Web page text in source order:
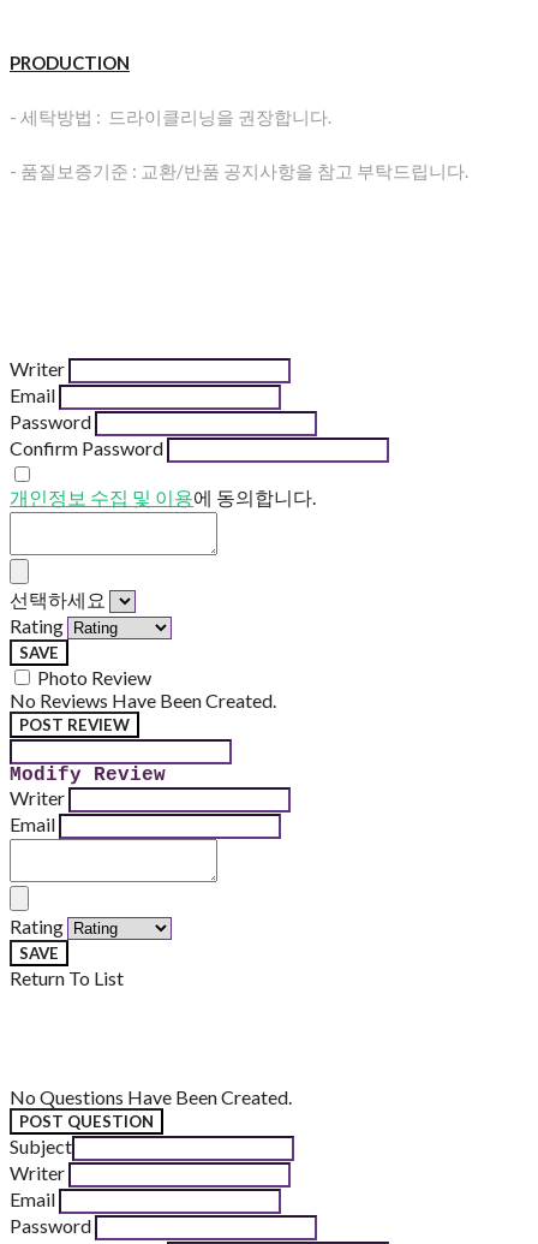
PRODUCTION
- 세탁방법 : 드라이클리닝을 권장합니다.
- 품질보증기준 : 교환/반품 공지사항을 참고 부탁드립니다.
Writer
Email
Password
Confirm Password
개인정보 수집 및 이용에 동의합니다.
선택하세요
Rating
SAVE
Photo Review
No Reviews Have Been Created.
POST REVIEW
Modify Review
Writer
Email
Rating
SAVE
Return To List
No Questions Have Been Created.
POST QUESTION
Subject
Writer
Email
Password